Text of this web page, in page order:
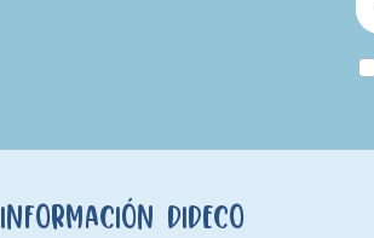
Información Dideco